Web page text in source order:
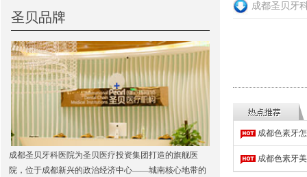
更多项目
成都圣贝牙
成都色素牙
成都色素牙
圣贝品牌
成都圣贝牙科医院为圣贝医疗投资集团打造的旗舰医
院，位于成都新兴的政治经济中心——城南核心地带的